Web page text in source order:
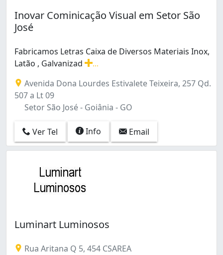
Inovar Cominicação Visual em Setor São
José
Fabricamos Letras Caixa de Diversos Materiais Inox,
Latão , Galvanizad
Avenida Dona Lourdes Estivalete Teixeira, 257 Qd.
507 a Lt 09
Setor São José - Goiânia - GO
Ver Tel Info Email
Luminart Luminosos
Rua Aritana Q 5, 454 CSAREA